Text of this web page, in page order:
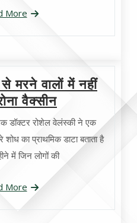
More
मरने वालों में नहीं
वैक्सीन
डॉक्टर रोशेल वेलंस्की ने एक
शोध का प्राथमिक डाटा बताता है
में जिन लोगों की
More